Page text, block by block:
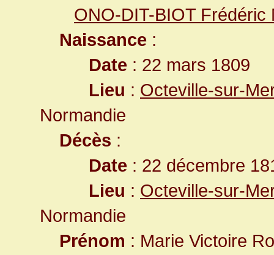
ONO-DIT-BIOT Frédéric
Naissance :
Date : 22 mars 1809
Lieu : Octeville-sur-
Normandie
Décès :
Date : 22 décembre
Lieu : Octeville-sur-
Normandie
Prénom : Marie Victoire